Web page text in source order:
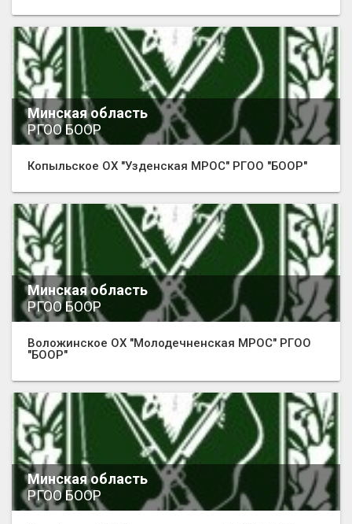
Минская область
РГОО БООР
Копыльское ОХ "Узденская МРОС" РГОО "БООР"
Минская область
РГОО БООР
Воложинское ОХ "Молодечненская МРОС" РГОО
"БООР"
Минская область
РГОО БООР